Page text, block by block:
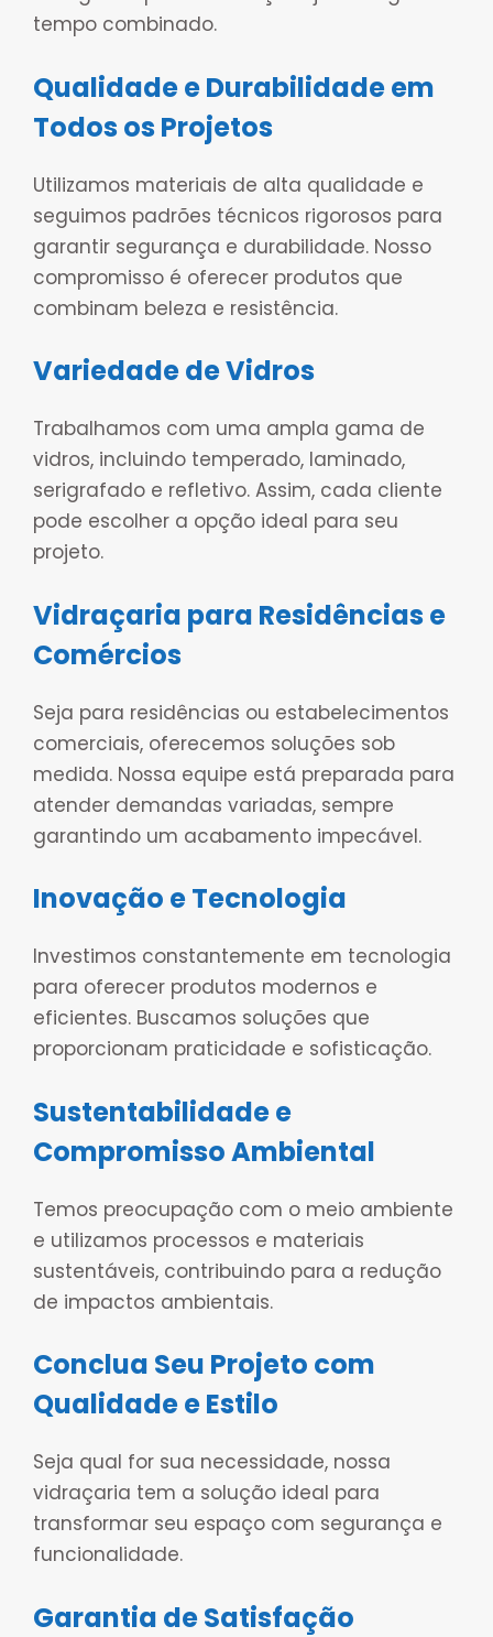
tempo combinado.
Qualidade e Durabilidade em
Todos os Projetos
Utilizamos materiais de alta qualidade e
seguimos padrões técnicos rigorosos para
garantir segurança e durabilidade. Nosso
compromisso é oferecer produtos que
combinam beleza e resistência.
Variedade de Vidros
Trabalhamos com uma ampla gama de
vidros, incluindo temperado, laminado,
serigrafado e refletivo. Assim, cada cliente
pode escolher a opção ideal para seu
projeto.
Vidraçaria para Residências e
Comércios
Seja para residências ou estabelecimentos
comerciais, oferecemos soluções sob
medida. Nossa equipe está preparada para
atender demandas variadas, sempre
garantindo um acabamento impecável.
Inovação e Tecnologia
Investimos constantemente em tecnologia
para oferecer produtos modernos e
eficientes. Buscamos soluções que
proporcionam praticidade e sofisticação.
Sustentabilidade e
Compromisso Ambiental
Temos preocupação com o meio ambiente
e utilizamos processos e materiais
sustentáveis, contribuindo para a redução
de impactos ambientais.
Conclua Seu Projeto com
Qualidade e Estilo
Seja qual for sua necessidade, nossa
vidraçaria tem a solução ideal para
transformar seu espaço com segurança e
funcionalidade.
Garantia de Satisfação